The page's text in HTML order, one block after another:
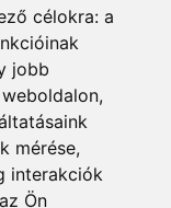
célokra: a
jobb
,
mérése,
interakciók
az Ön